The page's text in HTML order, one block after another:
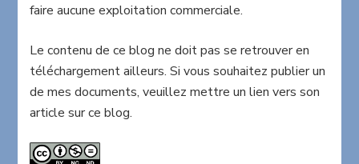
faire aucune exploitation commerciale.
Le contenu de ce blog ne doit pas se retrouver en
téléchargement ailleurs. Si vous souhaitez publier un
de mes documents, veuillez mettre un lien vers son
article sur ce blog.